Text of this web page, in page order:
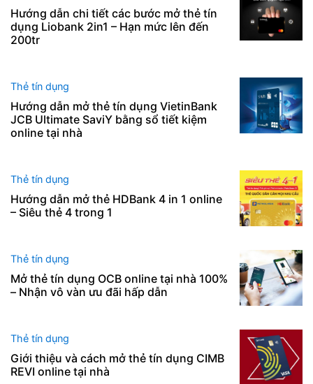
Hướng dẫn chi tiết các bước mở thẻ tín
dụng Liobank 2in1 – Hạn mức lên đến
200tr
Thẻ tín dụng
Hướng dẫn mở thẻ tín dụng VietinBank
JCB Ultimate SaviY bằng sổ tiết kiệm
online tại nhà
Thẻ tín dụng
Hướng dẫn mở thẻ HDBank 4 in 1 online
– Siêu thẻ 4 trong 1
Thẻ tín dụng
Mở thẻ tín dụng OCB online tại nhà 100%
– Nhận vô vàn ưu đãi hấp dẫn
Thẻ tín dụng
Giới thiệu và cách mở thẻ tín dụng CIMB
REVI online tại nhà